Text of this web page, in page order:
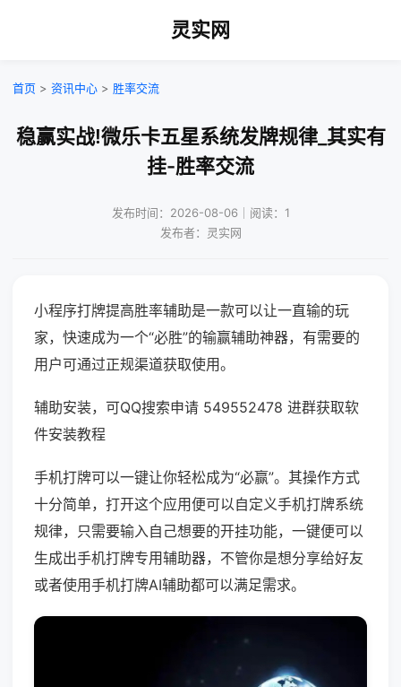
灵实网
首页 > 资讯中心 > 胜率交流
稳赢实战!微乐卡五星系统发牌规律_其实有
挂-胜率交流
发布时间：2026-08-06｜阅读：1
发布者：灵实网
小程序打牌提高胜率辅助是一款可以让一直输的玩
家，快速成为一个“必胜”的输赢辅助神器，有需要的
用户可通过正规渠道获取使用。
辅助安装，可QQ搜索申请 549552478 进群获取软
件安装教程
手机打牌可以一键让你轻松成为“必赢”。其操作方式
十分简单，打开这个应用便可以自定义手机打牌系统
规律，只需要输入自己想要的开挂功能，一键便可以
生成出手机打牌专用辅助器，不管你是想分享给好友
或者使用手机打牌AI辅助都可以满足需求。